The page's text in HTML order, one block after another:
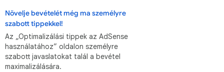
Növelje bevételét még ma személyre
szabott tippekkel!
Az „Optimalizálási tippek az AdSense
használatához” oldalon személyre
szabott javaslatokat talál a bevétel
maximalizálására.